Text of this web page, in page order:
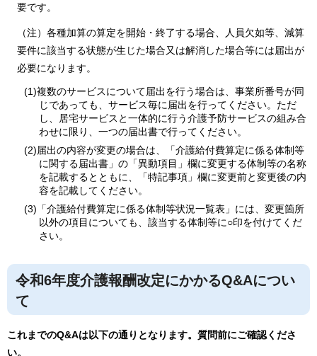
要です。
（注）各種加算の算定を開始・終了する場合、人員欠如等、減算
要件に該当する状態が生じた場合又は解消した場合等には届出が
必要になります。
(1)複数のサービスについて届出を行う場合は、事業所番号が同
じであっても、サービス毎に届出を行ってください。ただ
し、居宅サービスと一体的に行う介護予防サービスの組み合
わせに限り、一つの届出書で行ってください。
(2)届出の内容が変更の場合は、「介護給付費算定に係る体制等
に関する届出書」の「異動項目」欄に変更する体制等の名称
を記載するとともに、「特記事項」欄に変更前と変更後の内
容を記載してください。
(3)「介護給付費算定に係る体制等状況一覧表」には、変更箇所
以外の項目についても、該当する体制等に○印を付けてくだ
さい。
令和6年度介護報酬改定にかかるQ&Aについ
て
これまでのQ&Aは以下の通りとなります。質問前にご確認くださ
い。